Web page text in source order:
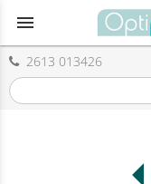
menu
2613 013426